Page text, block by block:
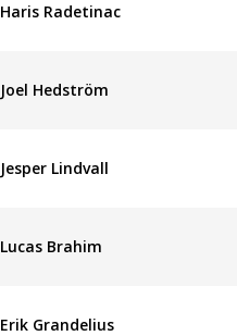
Haris Radetinac
Joel Hedström
Jesper Lindvall
Lucas Brahim
Erik Grandelius